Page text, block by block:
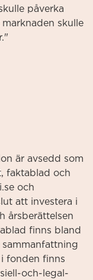
påverka
skulle
är avsedd som
faktablad och
och
att investera i
årsberättelsen
finns bland
sammanfattning
fonden finns
och-legal-